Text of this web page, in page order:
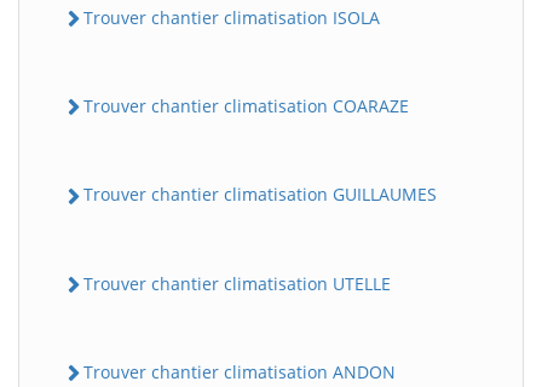
Trouver chantier climatisation ISOLA
Trouver chantier climatisation COARAZE
Trouver chantier climatisation GUILLAUMES
Trouver chantier climatisation UTELLE
Trouver chantier climatisation ANDON